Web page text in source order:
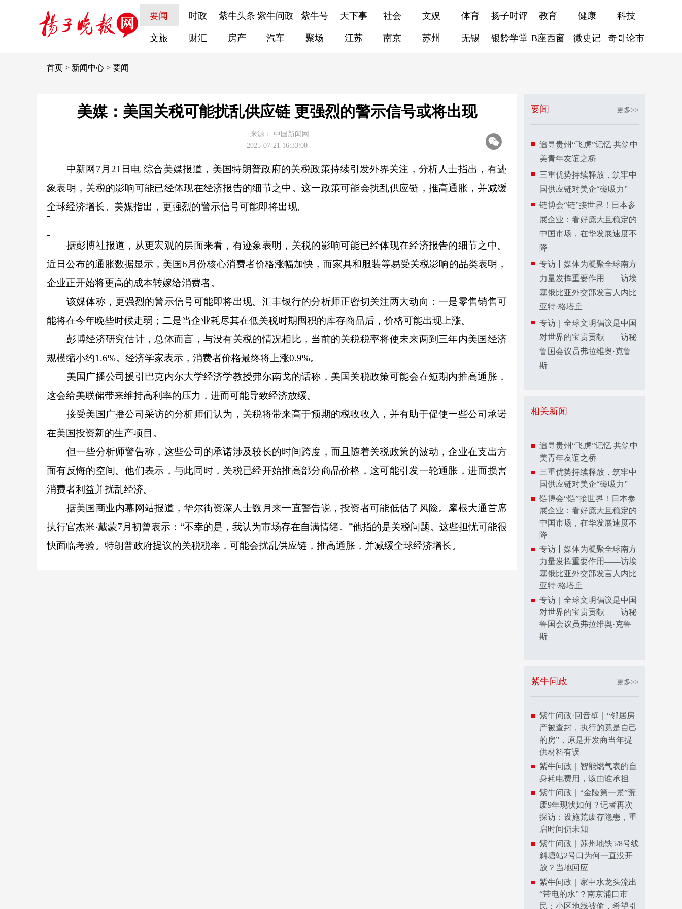
要闻 时政 紫牛头条 紫牛问政 紫牛号 天下事 社会 文娱 体育 扬子时评 教育 健康 科技
文旅 财汇 房产 汽车 聚场 江苏 南京 苏州 无锡 银龄学堂 B座西窗 微史记 奇哥论市
首页 > 新闻中心 > 要闻
美媒：美国关税可能扰乱供应链 更强烈的警示信号或将出现
来源：
中国新闻网
2025-07-21 16:33:00
中新网 7月21日电 综合美媒报道，美国特朗普政府的关税政策持续引发外界关注，分析人士指出，有迹
象表明，关税的影响可能已经体现在经济报告的细节之中。这一政策可能会扰乱供应链，推高通胀，并减缓
全球经济增长。美媒指出，更强烈的警示信号可能即将出现。
据彭博社报道，从更宏观的层面来看，有迹象表明，关税的影响可能已经体现在经济报告的细节之中。
近日公布的通胀数据显示，美国6月份核心消费者价格涨幅加快，而家具和服装等易受关税影响的品类表明，
企业正开始将更高的成本转嫁给消费者。
该媒体称，更强烈的警示信号可能即将出现。汇丰银行的分析师正密切关注两大动向：一是零售销售可
能将在今年晚些时候走弱；二是当企业耗尽其在低关税时期囤积的库存商品后，价格可能出现上涨。
彭博经济研究估计，总体而言，与没有关税的情况相比，当前的关税税率将使未来两到三年内美国经济
规模缩小约1.6%。经济学家表示，消费者价格最终将上涨0.9%。
美国广播公司援引巴克内尔大学经济学教授弗尔南戈的话称，美国关税政策可能会在短期内推高通胀，
这会给美联储带来维持高利率的压力，进而可能导致经济放缓。
接受美国广播公司采访的分析师们认为，关税将带来高于预期的税收收入，并有助于促使一些公司承诺
在美国投资新的生产项目。
但一些分析师警告称，这些公司的承诺涉及较长的时间跨度，而且随着关税政策的波动，企业在支出方
面有反悔的空间。他们表示，与此同时，关税已经开始推高部分商品价格，这可能引发一轮通胀，进而损害
消费者利益并扰乱经济。
据美国商业内幕网站报道，华尔街资深人士数月来一直警告说，投资者可能低估了风险。摩根大通首席
执行官杰米·戴蒙7月初曾表示：“不幸的是，我认为市场存在自满情绪。”他指的是关税问题。这些担忧可能很
快面临考验。特朗普政府提议的关税税率，可能会扰乱供应链，推高通胀，并减缓全球经济增长。
要闻 更多>>
追寻贵州“飞虎”记忆 共筑中
美青年友谊之桥
三重优势持续释放，筑牢中
国供应链对美企“磁吸力”
链博会“链”接世界！日本参
展企业：看好庞大且稳定的
中国市场，在华发展速度不
降
专访丨媒体为凝聚全球南方
力量发挥重要作用——访埃
塞俄比亚外交部发言人内比
亚特·格塔丘
专访｜全球文明倡议是中国
对世界的宝贵贡献——访秘
鲁国会议员弗拉维奥·克鲁
斯
相关新闻
追寻贵州“飞虎”记忆 共筑中
美青年友谊之桥
三重优势持续释放，筑牢中
国供应链对美企“磁吸力”
链博会“链”接世界！日本参
展企业：看好庞大且稳定的
中国市场，在华发展速度不
降
专访丨媒体为凝聚全球南方
力量发挥重要作用——访埃
塞俄比亚外交部发言人内比
亚特·格塔丘
专访｜全球文明倡议是中国
对世界的宝贵贡献——访秘
鲁国会议员弗拉维奥·克鲁
斯
紫牛问政 更多>>
紫牛问政·回音壁｜“邻居房
产被查封，执行的竟是自己
的房”，原是开发商当年提
供材料有误
紫牛问政｜智能燃气表的自
身耗电费用，该由谁承担
紫牛问政｜“金陵第一景”荒
废9年现状如何？记者再次
探访：设施荒废存隐患，重
启时间仍未知
紫牛问政｜苏州地铁5/8号线
斜塘站2号口为何一直没开
放？当地回应
紫牛问政｜家中水龙头流出
“带电的水”？南京浦口市
民：小区地线被偷，希望引